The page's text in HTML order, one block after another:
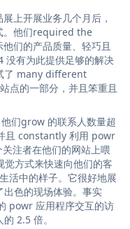
上开展业务几个月后，
。他们required the
们的产品质量、轻巧且
没有为此提供足够的解决
了 many different
点的一部分，并且笨重且
们grow 的联系人数量超
且 constantly 利用 powr
注者在他们的网站上喂
方式来快速向他们的客
活中的样子。它很好地展
色的现场体验。事实
powr 应用程序交互的访
2.5 倍。